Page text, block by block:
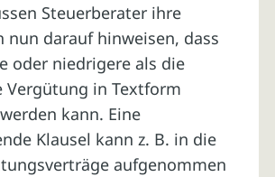
Steuerberater ihre
nun darauf hinweisen, dass
oder niedrigere als die
Vergütung in Textform
kann. Eine
Klausel kann z. B. in die
aufgenommen